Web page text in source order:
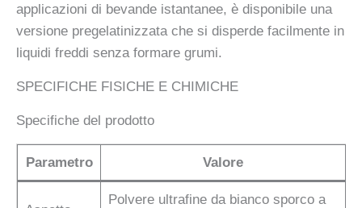
applicazioni di bevande istantanee, è disponibile una
versione pregelatinizzata che si disperde facilmente in
liquidi freddi senza formare grumi.
SPECIFICHE FISICHE E CHIMICHE
Specifiche del prodotto
Parametro Valore
Polvere ultrafine da bianco sporco a